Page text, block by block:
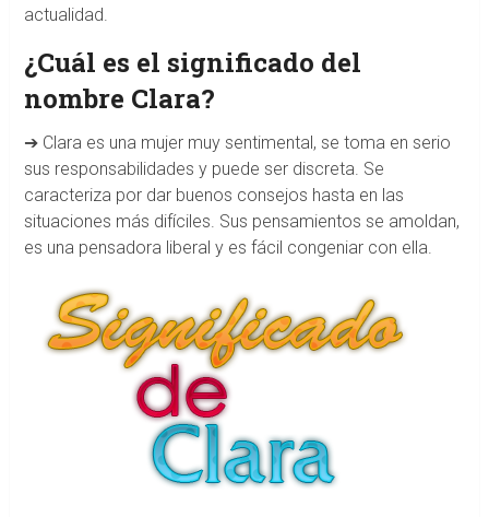
actualidad.
¿Cuál es el significado del
nombre Clara?
➔ Clara es una mujer muy sentimental, se toma en serio
sus responsabilidades y puede ser discreta. Se
caracteriza por dar buenos consejos hasta en las
situaciones más difíciles. Sus pensamientos se amoldan,
es una pensadora liberal y es fácil congeniar con ella.